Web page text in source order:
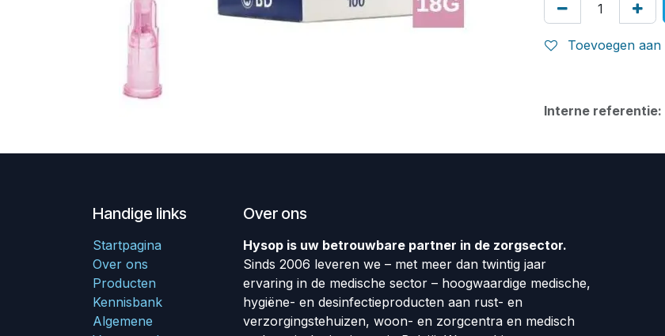
Toevoegen
Interne referentie:
Handige links
Startpagina
Over ons
Producten
Kennisbank
Algemene
Over ons
Hysop is uw betrouwbare partner in de zorgsector.
Sinds 2006 leveren we – met meer dan twintig jaar
ervaring in de medische sector – hoogwaardige medische,
hygiëne- en desinfectieproducten aan rust- en
verzorgingstehuizen, woon- en zorgcentra en medisch